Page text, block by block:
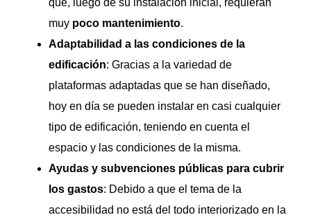
que, luego de su instalación inicial, requieran
muy poco mantenimiento.
Adaptabilidad a las condiciones de la
edificación: Gracias a la variedad de
plataformas adaptadas que se han diseñado,
hoy en día se pueden instalar en casi cualquier
tipo de edificación, teniendo en cuenta el
espacio y las condiciones de la misma.
Ayudas y subvenciones públicas para cubrir
los gastos: Debido a que el tema de la
accesibilidad no está del todo interiorizado en la